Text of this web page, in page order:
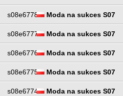
s08e6778 Moda na sukces S07
s08e6777 Moda na sukces S07
s08e6776 Moda na sukces S07
s08e6775 Moda na sukces S07
s08e6774 Moda na sukces S07